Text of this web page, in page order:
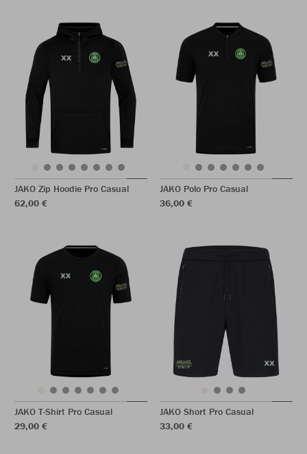
JAKO Zip Hoodie Pro Casual
62,00 €
JAKO Polo Pro Casual
36,00 €
JAKO T-Shirt Pro Casual
29,00 €
JAKO Short Pro Casual
33,00 €